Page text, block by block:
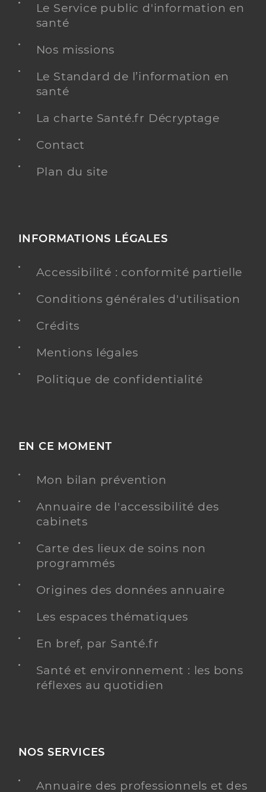
Le Service public d'information en
santé
Nos missions
Le Standard de l’information en
santé
La charte Santé.fr Décryptage
Contact
Plan du site
INFORMATIONS LÉGALES
Accessibilité : conformité partielle
Conditions générales d'utilisation
Crédits
Mentions légales
Politique de confidentialité
EN CE MOMENT
Mon bilan prévention
Annuaire de l'accessibilité des
cabinets
Carte des lieux de soins non
programmés
Origines des données annuaire
Les espaces thématiques
En bref, par Santé.fr
Santé et environnement : les bons
réflexes au quotidien
NOS SERVICES
Annuaire des professionnels et des